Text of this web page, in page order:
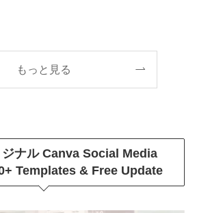
もっと見る
ナルCanva Social Media
Templates & Free Update